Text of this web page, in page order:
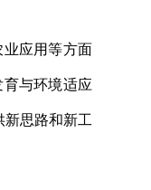
业应用等方面
与环境适应
新思路和新工